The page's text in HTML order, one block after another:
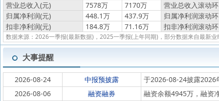
营业总收入(元)
7578万 7170万
营业总收入滚动
归属净利润(元)
448.1万 437.9万
归属净利润滚动
扣非净利润(元)
184.8万 71.16万 扣非净利润滚动
数据来源：2026一季报(最新数据)，2025一季报(上年同期)，部分数据来自最新业
大事提醒
2026-08-24 中报预披露
于2026-08-24披露2026
2026-08-06
融资融券
融资余额4945万，融资